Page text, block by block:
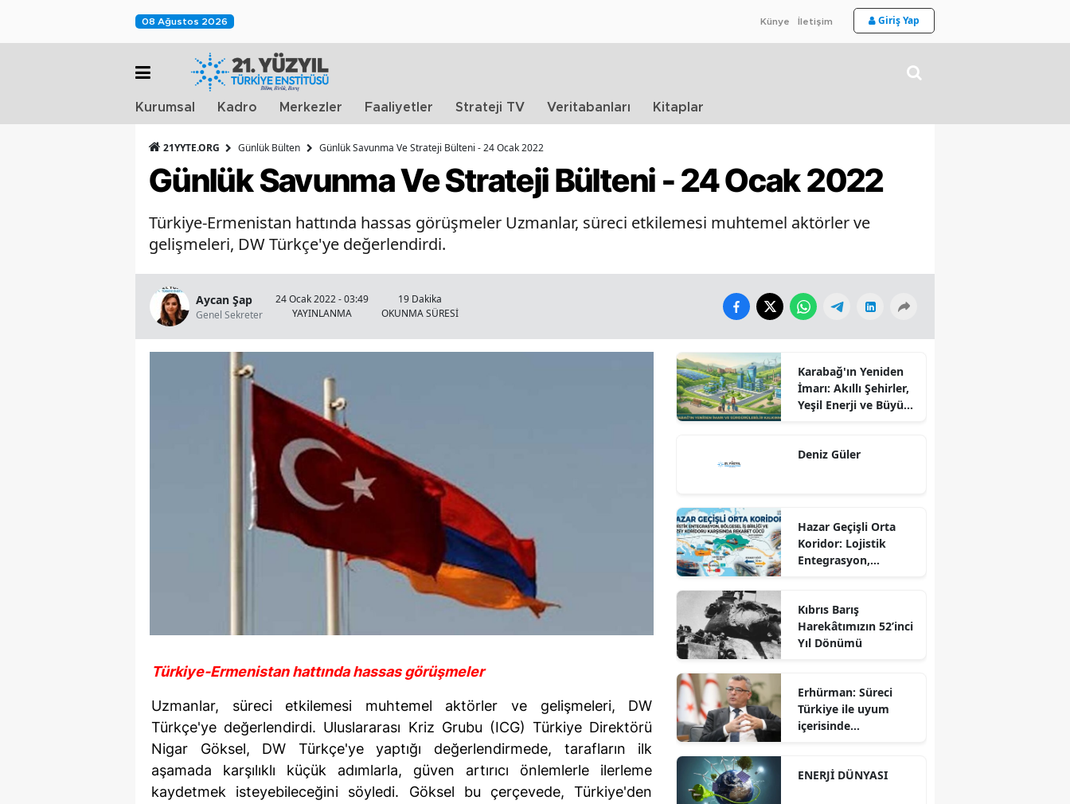
08 Ağustos 2026 Künye İletişim Giriş Yap
Kurumsal Kadro Merkezler Faaliyetler Strateji TV Veritabanları Kitaplar
21YYTE.ORG Günlük Bülten Günlük Savunma Ve Strateji Bülteni - 24 Ocak 2022
Günlük Savunma Ve Strateji Bülteni - 24 Ocak 2022
Türkiye-Ermenistan hattında hassas görüşmeler Uzmanlar, süreci etkilemesi muhtemel aktörler ve
gelişmeleri, DW Türkçe'ye değerlendirdi.
Aycan Şap
Genel Sekreter
24 Ocak 2022 - 03:49
YAYINLANMA
19 Dakika
OKUNMA SÜRESİ
Türkiye-Ermenistan hattında hassas görüşmeler
Uzmanlar, süreci etkilemesi muhtemel aktörler ve gelişmeleri, DW
Türkçe'ye değerlendirdi. Uluslararası Kriz Grubu (ICG) Türkiye Direktörü
Nigar Göksel, DW Türkçe'ye yaptığı değerlendirmede, tarafların ilk
aşamada karşılıklı küçük adımlarla, güven artırıcı önlemlerle ilerleme
kaydetmek isteyebileceğini söyledi. Göksel bu çerçevede, Türkiye'den
Karabağ'ın Yeniden
İmarı: Akıllı Şehirler,
Yeşil Enerji ve Büyük
Sürdürülebilir
Deniz Güler
Hazar Geçişli Orta
Koridor: Lojistik
Entegrasyon,
Karşısında Rekabet
Gücü
Kıbrıs Barış
Harekâtımızın 52’inci
Yıl Dönümü
Erhürman: Süreci
Türkiye ile uyum
içerisinde
ENERJİ DÜNYASI